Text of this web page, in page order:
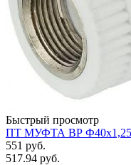
Быстрый просмотр
ПТ МУФТА ВР
551 руб.
517.94 руб.